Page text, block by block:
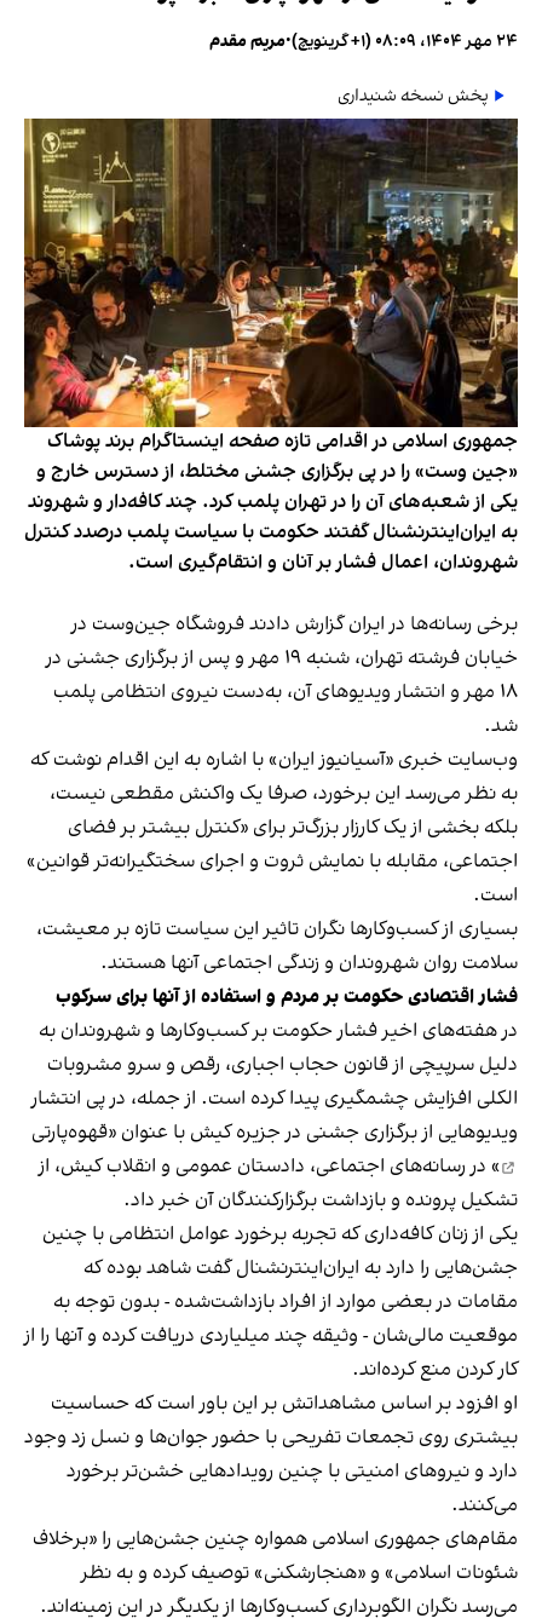
۲۴ مهر ۱۴۰۴، ۰۸:۰۹ (‎+۱ گرینویچ) •مریم مقدم
پخش نسخه شنیداری
جمهوری اسلامی در اقدامی تازه صفحه اینستاگرام برند پوشاک
«جین وست» را در پی برگزاری جشنی مختلط، از دسترس خارج و
یکی از شعبه‌های آن را در تهران پلمب کرد. چند کافه‌‌دار و شهروند
به ایران‌اینترنشنال گفتند حکومت با سیاست پلمب درصدد کنترل
شهروندان، اعمال فشار بر آنان و انتقام‌گیری است.
برخی رسانه‌ها در ایران گزارش دادند فروشگاه جین‌وست در
خیابان فرشته تهران، شنبه ۱۹ مهر و پس از برگزاری جشنی در
۱۸ مهر و انتشار ویدیوهای آن، به‌دست نیروی انتظامی پلمب
شد.
وب‌سایت خبری «آسیانیوز ایران» با اشاره به این اقدام نوشت که
به نظر می‌رسد این برخورد، صرفا یک واکنش مقطعی نیست،
بلکه بخشی از یک کارزار بزرگ‌تر برای «کنترل بیشتر بر فضای
اجتماعی، مقابله با نمایش ثروت و اجرای سختگیرانه‌تر قوانین»
است.
بسیاری از کسب‌وکارها نگران تاثیر این سیاست‌ تازه بر معیشت،
سلامت روان شهروندان و زندگی اجتماعی آنها هستند.
فشار اقتصادی حکومت بر مردم و استفاده از آنها برای سرکوب
در هفته‌های اخیر فشار حکومت بر کسب‌وکارها و شهروندان به
دلیل سرپیچی از قانون حجاب اجباری، رقص و سرو مشروبات
الکلی افزایش چشمگیری پیدا کرده است. از جمله، در پی انتشار
ویدیوهایی از برگزاری جشنی در جزیره کیش با عنوان «قهوه‌پارتی
» در رسانه‌های اجتماعی، دادستان عمومی و انقلاب کیش، از
تشکیل پرونده و بازداشت برگزارکنندگان آن خبر داد.
یکی از زنان کافه‌داری که تجربه برخورد عوامل انتظامی با چنین
جشن‌هایی را دارد به ایران‌اینترنشنال گفت شاهد بوده که
مقامات در بعضی موارد از افراد بازداشت‌‌شده - بدون توجه به
موقعیت مالی‌شان - وثیقه چند میلیاردی دریافت کرده و آنها را از
کار کردن منع کرده‌اند.
او افزود بر اساس مشاهداتش بر این باور است که حساسیت
بیشتری روی تجمعات تفریحی با حضور جوان‌ها و نسل زد وجود
دارد و نیروهای امنیتی با چنین رویدادهایی خشن‌تر برخورد
می‌کنند.
مقام‌های جمهوری اسلامی همواره چنین جشن‌هایی را «برخلاف
شئونات اسلامی» و «هنجارشکنی» توصیف کرده و به نظر
می‌رسد نگران الگوبرداری کسب‌وکارها از یکدیگر در این زمینه‌اند.